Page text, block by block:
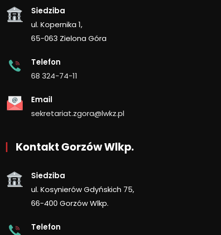
Siedziba
ul. Kopernika 1,
65-063 Zielona Góra
Telefon
68 324-74-11
Email
sekretariat.zgora@lwkz.pl
Kontakt Gorzów Wlkp.
Siedziba
ul. Kosynierów Gdyńskich 75,
66-400 Gorzów Wlkp.
Telefon